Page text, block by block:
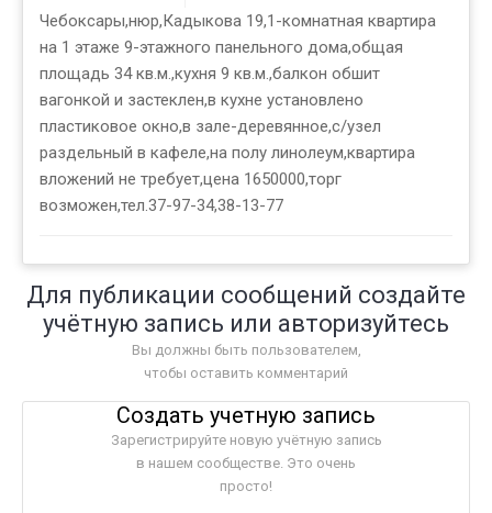
Чебоксары,нюр,Кадыкова 19,1-комнатная квартира
на 1 этаже 9-этажного панельного дома,общая
площадь 34 кв.м.,кухня 9 кв.м.,балкон обшит
вагонкой и застеклен,в кухне установлено
пластиковое окно,в зале-деревянное,с/узел
раздельный в кафеле,на полу линолеум,квартира
вложений не требует,цена 1650000,торг
возможен,тел.37-97-34,38-13-77
Для публикации сообщений создайте
учётную запись или авторизуйтесь
Вы должны быть пользователем,
чтобы оставить комментарий
Создать учетную запись
Зарегистрируйте новую учётную запись
в нашем сообществе. Это очень
просто!